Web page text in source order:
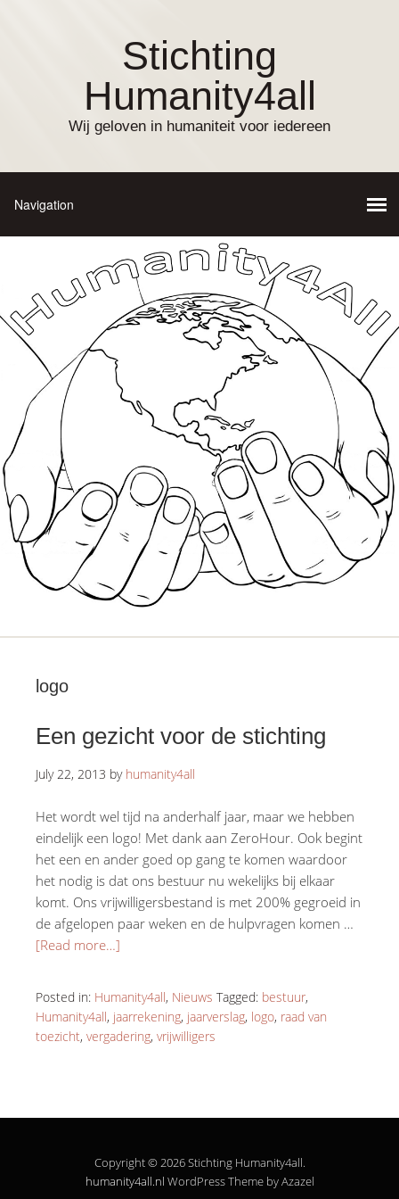
Stichting
Humanity4all
Wij geloven in humaniteit voor iedereen
logo
Een gezicht voor de stichting
July 22, 2013 by humanity4all
Het wordt wel tijd na anderhalf jaar, maar we hebben
eindelijk een logo! Met dank aan ZeroHour. Ook begint
het een en ander goed op gang te komen waardoor
het nodig is dat ons bestuur nu wekelijks bij elkaar
komt. Ons vrijwilligersbestand is met 200% gegroeid in
de afgelopen paar weken en de hulpvragen komen …
[Read more…]
Posted in: Humanity4all, Nieuws Tagged: bestuur,
Humanity4all, jaarrekening, jaarverslag, logo, raad van
toezicht, vergadering, vrijwilligers
Copyright © 2026 Stichting Humanity4all.
humanity4all.nl WordPress Theme by Azazel